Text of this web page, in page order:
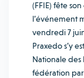
(FFIE) fête
l’événement
vendredi 7
Praxedo s’y
Nationale des
fédération